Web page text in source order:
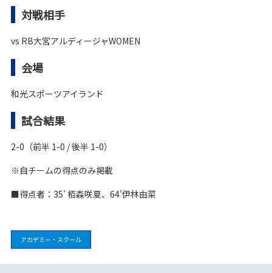
対戦相手
vs RB大宮アルディージャWOMEN
会場
和光スポーツアイランド
試合結果
2-0（前半 1-0 / 後半 1-0）
※自チームの得点のみ掲載
■得点者：35' 栢森咲夏、64'伊林由菜
アカデミー・スクール